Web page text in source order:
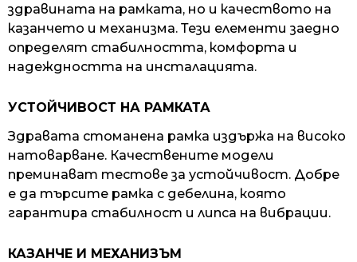
здравината на рамката, но и качеството на
казанчето и механизма. Тези елементи заедно
определят стабилността, комфорта и
надеждността на инсталацията.
УСТОЙЧИВОСТ НА РАМКАТА
Здравата стоманена рамка издържа на високо
натоварване. Качествените модели
преминават тестове за устойчивост. Добре
е да търсите рамка с дебелина, която
гарантира стабилност и липса на вибрации.
КАЗАНЧЕ И МЕХАНИЗЪМ